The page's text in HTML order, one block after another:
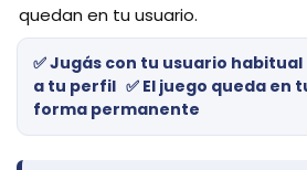
quedan en tu usuario.
✅ Jugás con tu usuario
a tu perfil ✅ El juego queda en
forma permanente